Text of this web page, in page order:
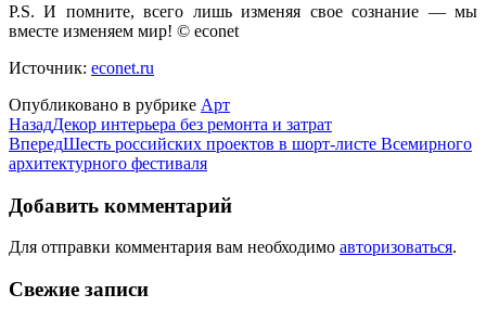
P.S. И помните, всего лишь изменяя свое сознание — мы
вместе изменяем мир! © econet
Источник: econet.ru
Опубликовано в рубрике Арт
НазадДекор интерьера без ремонта и затрат
ВпередШесть российских проектов в шорт-листе Всемирного
архитектурного фестиваля
Добавить комментарий
Для отправки комментария вам необходимо авторизоваться.
Свежие записи